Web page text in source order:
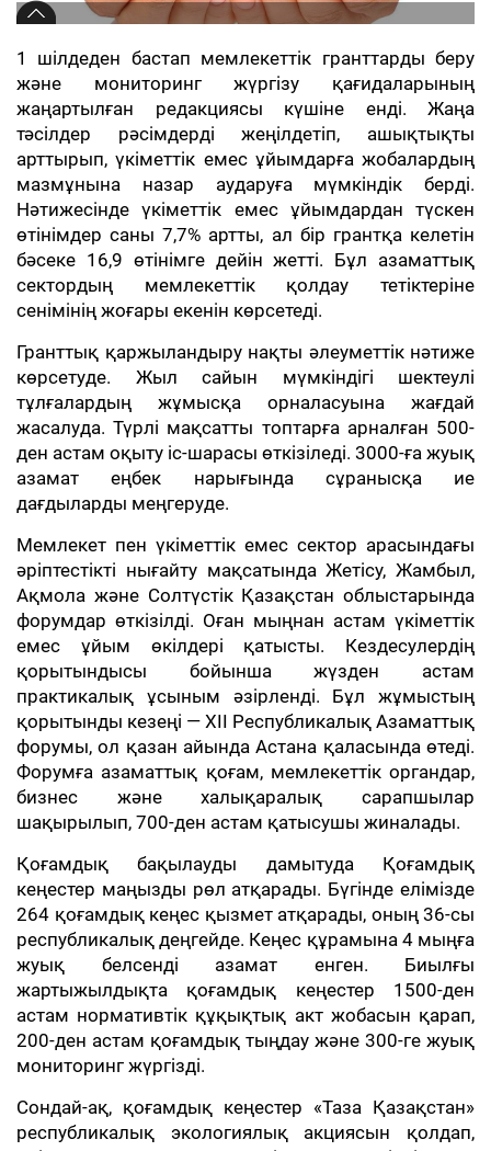
1 шілдеден бастап мемлекеттік гранттарды беру
және мониторинг жүргізу қағидаларының
жаңартылған редакциясы күшіне енді. Жаңа
тәсілдер рәсімдерді жеңілдетіп, ашықтықты
арттырып, үкіметтік емес ұйымдарға жобалардың
мазмұнына назар аударуға мүмкіндік берді.
Нәтижесінде үкіметтік емес ұйымдардан түскен
өтінімдер саны 7,7% артты, ал бір грантқа келетін
бәсеке 16,9 өтінімге дейін жетті. Бұл азаматтық
сектордың мемлекеттік қолдау тетіктеріне
сенімінің жоғары екенін көрсетеді.
Гранттық қаржыландыру нақты әлеуметтік нәтиже
көрсетуде. Жыл сайын мүмкіндігі шектеулі
тұлғалардың жұмысқа орналасуына жағдай
жасалуда. Түрлі мақсатты топтарға арналған 500-
ден астам оқыту іс-шарасы өткізіледі. 3000-ға жуық
азамат еңбек нарығында сұранысқа ие
дағдыларды меңгеруде.
Мемлекет пен үкіметтік емес сектор арасындағы
әріптестікті нығайту мақсатында Жетісу, Жамбыл,
Ақмола және Солтүстік Қазақстан облыстарында
форумдар өткізілді. Оған мыңнан астам үкіметтік
емес ұйым өкілдері қатысты. Кездесулердің
қорытындысы бойынша жүзден астам
практикалық ұсыным әзірленді. Бұл жұмыстың
қорытынды кезеңі — XII Республикалық Азаматтық
форумы, ол қазан айында Астана қаласында өтеді.
Форумға азаматтық қоғам, мемлекеттік органдар,
бизнес және халықаралық сарапшылар
шақырылып, 700-ден астам қатысушы жиналады.
Қоғамдық бақылауды дамытуда Қоғамдық
кеңестер маңызды рөл атқарады. Бүгінде елімізде
264 қоғамдық кеңес қызмет атқарады, оның 36-сы
республикалық деңгейде. Кеңес құрамына 4 мыңға
жуық белсенді азамат енген. Биылғы
жартыжылдықта қоғамдық кеңестер 1500-ден
астам нормативтік құқықтық акт жобасын қарап,
200-ден астам қоғамдық тыңдау және 300-ге жуық
мониторинг жүргізді.
Сондай-ақ, қоғамдық кеңестер «Таза Қазақстан»
республикалық экологиялық акциясын қолдап,